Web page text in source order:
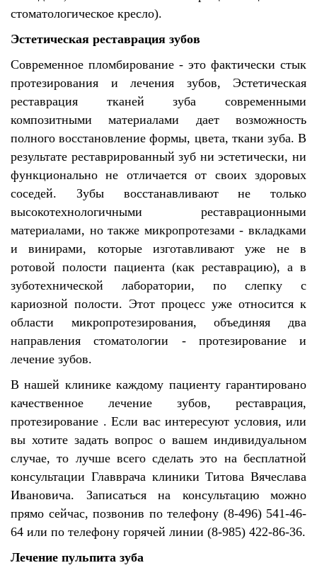
стоматологическое кресло).
Эстетическая реставрация зубов
Современное пломбирование - это фактически стык
протезирования и лечения зубов, Эстетическая
реставрация тканей зуба современными
композитными материалами дает возможность
полного восстановление формы, цвета, ткани зуба. В
результате реставрированный зуб ни эстетически, ни
функционально не отличается от своих здоровых
соседей. Зубы восстанавливают не только
высокотехнологичными реставрационными
материалами, но также микропротезами - вкладками
и винирами, которые изготавливают уже не в
ротовой полости пациента (как реставрацию), а в
зуботехнической лаборатории, по слепку с
кариозной полости. Этот процесс уже относится к
области микропротезирования, объединяя два
направления стоматологии - протезирование и
лечение зубов.
В нашей клинике каждому пациенту гарантировано
качественное лечение зубов, реставрация,
протезирование . Если вас интересуют условия, или
вы хотите задать вопрос о вашем индивидуальном
случае, то лучше всего сделать это на бесплатной
консультации Главврача клиники Титова Вячеслава
Ивановича. Записаться на консультацию можно
прямо сейчас, позвонив по телефону (8-496) 541-46-
64 или по телефону горячей линии (8-985) 422-86-36.
Лечение пульпита зуба